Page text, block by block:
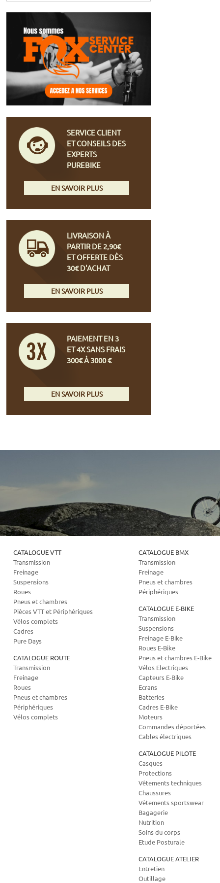
SERVICE CLIENT
ET CONSEILS DES
EXPERTS
PUREBIKE
EN SAVOIR PLUS
LIVRAISON À
PARTIR DE 2,90€
ET OFFERTE DÈS
30€ D'ACHAT
EN SAVOIR PLUS
PAIEMENT EN 3
ET 4X SANS FRAIS
300€ À 3000 €
EN SAVOIR PLUS
CATALOGUE VTT
Transmission
Freinage
Suspensions
Roues
Pneus et chambres
Pièces VTT et Périphériques
Vélos complets
Cadres
Pure Days
CATALOGUE ROUTE
Transmission
Freinage
Roues
Pneus et chambres
Périphériques
Vélos complets
CATALOGUE BMX
Transmission
Freinage
Pneus et chambres
Périphériques
CATALOGUE E-BIKE
Transmission
Suspensions
Freinage E-Bike
Roues E-Bike
Pneus et chambres E-Bike
Vélos Electriques
Capteurs E-Bike
Ecrans
Batteries
Cadres E-Bike
Moteurs
Commandes déportées
Cables électriques
CATALOGUE PILOTE
Casques
Protections
Vêtements techniques
Chaussures
Vêtements sportswear
Bagagerie
Nutrition
Soins du corps
Etude Posturale
CATALOGUE ATELIER
Entretien
Outillage